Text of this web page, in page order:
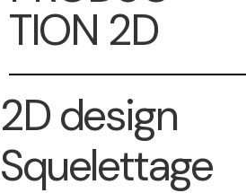
TION 2D
2D design
Squelettage